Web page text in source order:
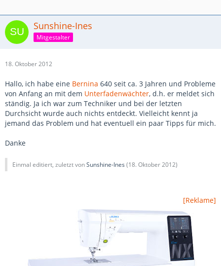
Sunshine-Ines
Mitgestalter
18. Oktober 2012
Hallo, ich habe eine Bernina 640 seit ca. 3 Jahren und Probleme
von Anfang an mit dem Unterfadenwächter, d.h. er meldet sich
ständig. Ja ich war zum Techniker und bei der letzten
Durchsicht wurde auch nichts entdeckt. Vielleicht kennt ja
jemand das Problem und hat eventuell ein paar Tipps für mich.
Danke
Einmal editiert, zuletzt vonSunshine-Ines (18. Oktober 2012)
[Reklame]